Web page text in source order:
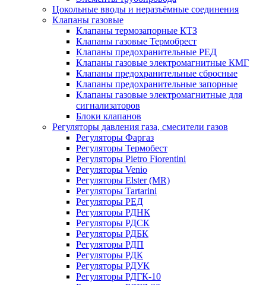
Цокольные вводы и неразъёмные соединения
Клапаны газовые
Клапаны термозапорные КТЗ
Клапаны газовые Термобрест
Клапаны предохранительные РЕД
Клапаны газовые электромагнитные КМГ
Клапаны предохранительные сбросные
Клапаны предохранительные запорные
Клапаны газовые электромагнитные для
сигнализаторов
Блоки клапанов
Регуляторы давления газа, смесители газов
Регуляторы Фаргаз
Регуляторы Термобест
Регуляторы Pietro Fiorentini
Регуляторы Venio
Регуляторы Elster (MR)
Регуляторы Tartarini
Регуляторы РЕД
Регуляторы РДНК
Регуляторы РДСК
Регуляторы РДБК
Регуляторы РДП
Регуляторы РДК
Регуляторы РДУК
Регуляторы РДГК-10